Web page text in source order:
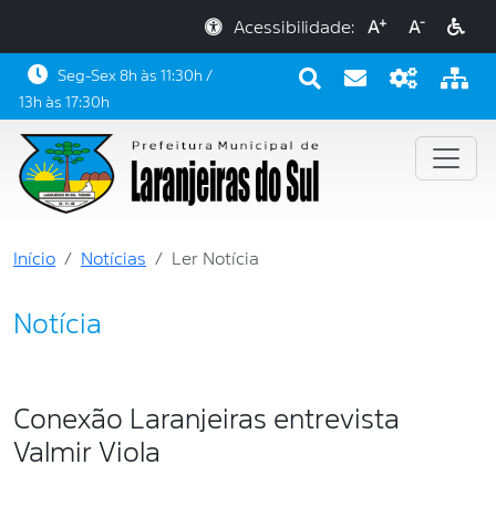
Acessibilidade: A+ A-
Seg-Sex 8h às 11:30h /
13h às 17:30h
Início Notícias Ler Notícia
Notícia
Conexão Laranjeiras entrevista
Valmir Viola